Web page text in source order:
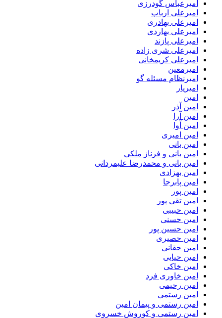
امیرعباس گودرزی
امیرعلی ارباب
امیرعلی بهادری
امیرعلی بهاردی
امیرعلی پازند
امیرعلی شری زاده
امیرعلی کریمخانی
امیرمعین
امیرنظام مسئله گو
امیریار
امین
امین آذر
امین آرا
امین آوا
امین امیری
امین بانی
امین بانی و فرناز ملکی
امین بانی و محمدرضا علیمردانی
امین بهزادی
امین پابرجا
امین پور
امین تقی پور
امین حبیبی
امین حسنی
امین حسین پور
امین حصیری
امین حقانی
امین حیایی
امین خاکی
امین خاوری فرد
امین رحیمی
امین رستمی
امین رستمی و پیمان امین
امین رستمی و کوروش خسروی